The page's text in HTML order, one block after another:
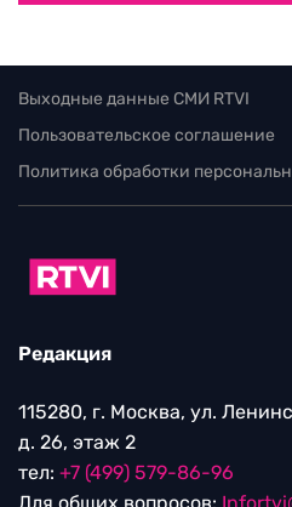
Выходные данные СМИ RTVI
Пользовательское соглашение
Политика обработки
Редакция
115280, г. Москва, ул.
д. 26, этаж 2
тел: +7 (499) 579-86-96